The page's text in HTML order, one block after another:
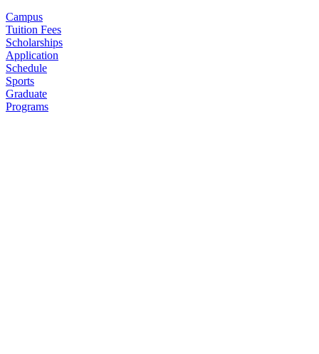
Campus
Tuition Fees
Scholarships
Application
Schedule
Sports
Graduate
Programs